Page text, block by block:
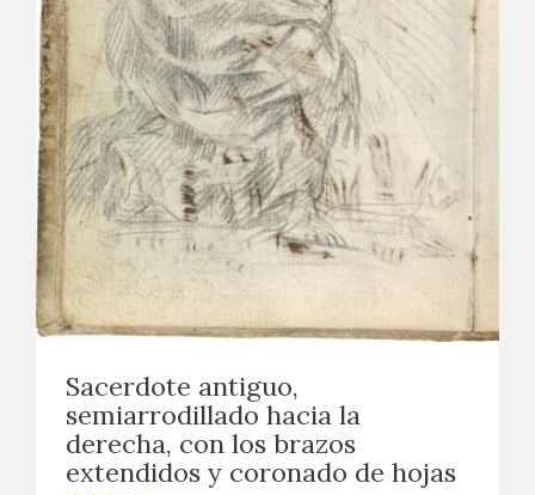
Sacerdote antiguo,
semiarrodillado hacia la
derecha, con los brazos
extendidos y coronado de hojas